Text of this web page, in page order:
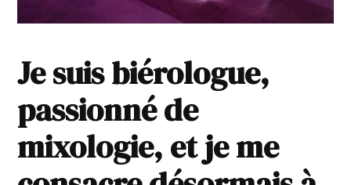
Je suis biérologue,
passionné de
mixologie, et je me